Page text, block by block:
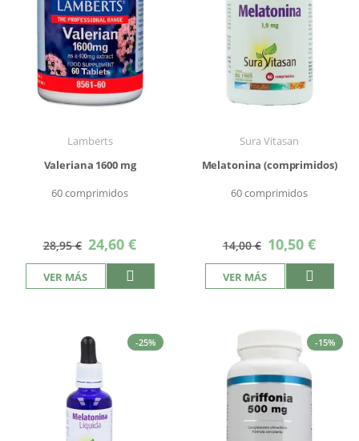
Lamberts
Valeriana 1600 mg
60 comprimidos
28,95 € Precio
especial
24,60 €
VER MÁS
Sura Vitasan
Melatonina (comprimidos)
60 comprimidos
14,00 € Precio
especial
10,50 €
VER MÁS
-25% -15%